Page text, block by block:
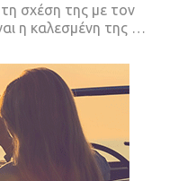
σχέση της με τον
η καλεσμένη της …